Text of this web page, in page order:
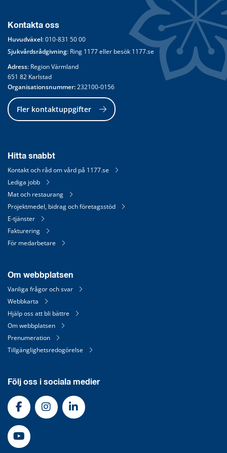
Kontakta oss
Huvudväxel: 010-831 50 00
Sjukvårdsrådgivning: Ring 1177 eller besök 1177.se
Adress: Region Värmland
651 82 Karlstad
Organisationsnummer: 232100-0156
Fler kontaktuppgifter
Hitta snabbt
Kontakt och råd om vård på 1177.se
Lediga jobb
Mat och restaurang
Projektmedel, bidrag och företagsstöd
E-tjänster
Fakturering
För medarbetare
Om webbplatsen
Vanliga frågor och svar
Webbkarta
Hjälp oss att bli bättre
Om webbplatsen
Prenumeration
Tillgänglighetsredogörelse
Följ oss i sociala medier